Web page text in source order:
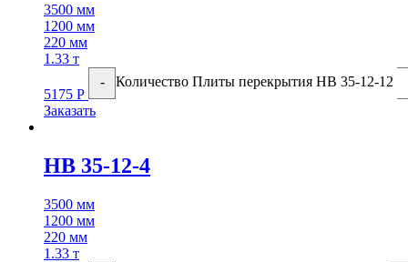
3500 мм
1200 мм
220 мм
1.33 т
5175 Р
-
Количество Плиты перекрытия НВ 35-12-12
Заказать
НВ 35-12-4
3500 мм
1200 мм
220 мм
1.33 т